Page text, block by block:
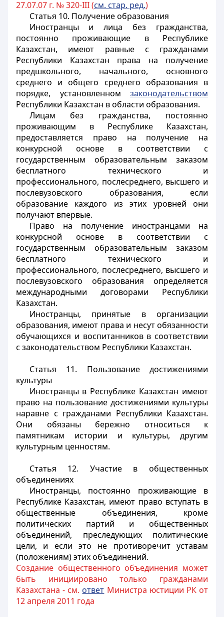
27.07.07 г. № 320-III (см. стар. ред.)
Статья 10. Получение образования
Иностранцы и лица без гражданства,
постоянно проживающие в Республике
Казахстан, имеют равные с гражданами
Республики Казахстан права на получение
предшкольного, начального, основного
среднего и общего среднего образования в
порядке, установленном законодательством
Республики Казахстан в области образования.
Лицам без гражданства, постоянно
проживающим в Республике Казахстан,
предоставляется право на получение на
конкурсной основе в соответствии с
государственным образовательным заказом
бесплатного технического и
профессионального, послесреднего, высшего и
послевузовского образования, если
образование каждого из этих уровней они
получают впервые.
Право на получение иностранцами на
конкурсной основе в соответствии с
государственным образовательным заказом
бесплатного технического и
профессионального, послесреднего, высшего и
послевузовского образования определяется
международными договорами Республики
Казахстан.
Иностранцы, принятые в организации
образования, имеют права и несут обязанности
обучающихся и воспитанников в соответствии
с законодательством Республики Казахстан.
Статья 11. Пользование достижениями
культуры
Иностранцыв Республике Казахстан имеют
право на пользование достижениями культуры
наравне с гражданами Республики Казахстан.
Они обязаны бережно относиться к
памятникам истории и культуры, другим
культурным ценностям.
Статья 12. Участие в общественных
объединениях
Иностранцы, постоянно проживающие в
Республике Казахстан, имеют право вступать в
общественные объединения, кроме
политических партий и общественных
объединений, преследующих политические
цели, и если это не противоречит уставам
(положениям) этих объединений.
Создание общественного объединения может
быть инициировано только гражданами
Казахстана - см. ответ Министра юстиции РК от
12 апреля 2011 года